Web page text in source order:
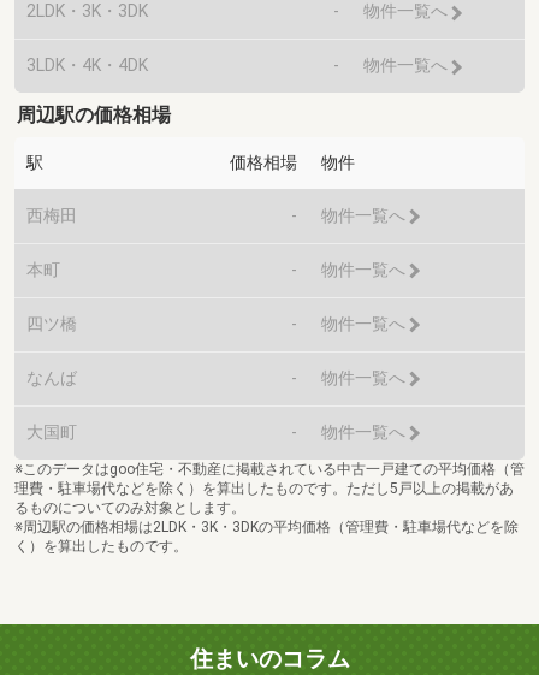
2LDK・3K・3DK - 物件一覧へ
3LDK・4K・4DK - 物件一覧へ
周辺駅の価格相場
駅 価格相場 物件
西梅田 - 物件一覧へ
本町 - 物件一覧へ
四ツ橋 - 物件一覧へ
なんば - 物件一覧へ
大国町 - 物件一覧へ
※このデータはgoo住宅・不動産に掲載されている中古一戸建ての平均価格（管
理費・駐車場代などを除く）を算出したものです。ただし5戸以上の掲載があ
るものについてのみ対象とします。
※周辺駅の価格相場は2LDK・3K・3DKの平均価格（管理費・駐車場代などを除
く）を算出したものです。
住まいのコラム